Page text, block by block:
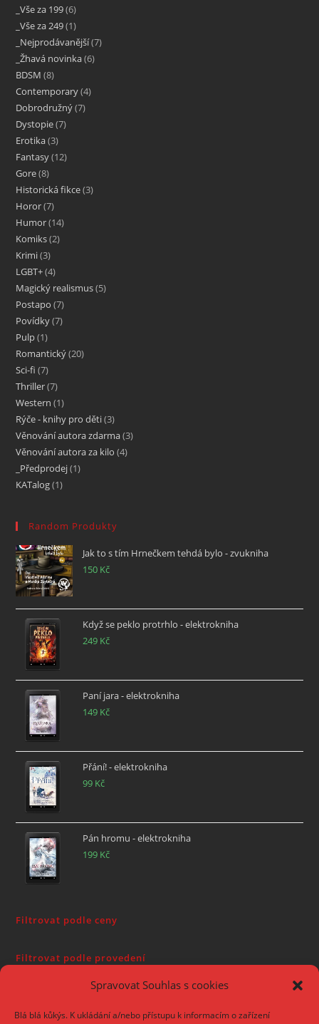
Spravovat Souhlas s cookies
Blá blá kůkýs. K ukládání a/nebo přístupu k informacím o zařízení
_Vše za 199 6
_Vše za 249 1
_Nejprodávanější 7
_Žhavá novinka 6
BDSM 8
Contemporary 4
Dobrodružný 7
Dystopie 7
Erotika 3
Fantasy 12
Gore 8
Historická fikce 3
Horor 7
Humor 14
Komiks 2
Krimi 3
LGBT+ 4
Magický realismus 5
Postapo 7
Povídky 7
Pulp 1
Romantický 20
Sci-fi 7
Thriller 7
Western 1
Rýče - knihy pro děti 3
Věnování autora zdarma 3
Věnování autora za kilo 4
_Předprodej 1
KATalog 1
Random Produkty
Jak to s tím Hrnečkem tehdá bylo - zvukniha
150 Kč
Když se peklo protrhlo - elektrokniha
249 Kč
Paní jara - elektrokniha
149 Kč
Přání! - elektrokniha
99 Kč
Pán hromu - elektrokniha
199 Kč
Filtrovat podle ceny
Filtrovat podle provedení